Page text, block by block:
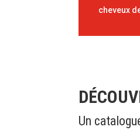
cheveux
Un